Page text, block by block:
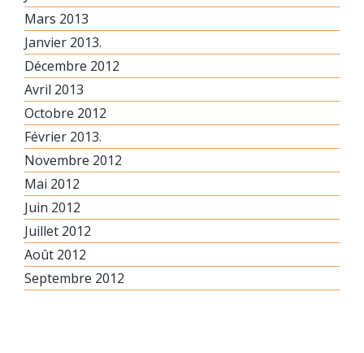
Mars 2013
Janvier 2013.
Décembre 2012
Avril 2013
Octobre 2012
Février 2013.
Novembre 2012
Mai 2012
Juin 2012
Juillet 2012
Août 2012
Septembre 2012